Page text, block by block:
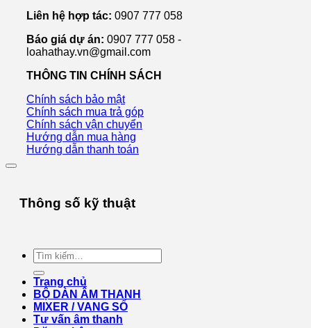
Liên hệ hợp tác: 0907 777 058
Báo giá dự án: 0907 777 058 -
loahathay.vn@gmail.com
THÔNG TIN CHÍNH SÁCH
Chính sách bảo mật
Chính sách mua trả góp
Chính sách vận chuyển
Hướng dẫn mua hàng
Hướng dẫn thanh toán
Thông số kỹ thuật
Tìm
kiếm:
Trang chủ
BỘ DÀN ÂM THANH
MIXER / VANG SỐ
Tư vấn âm thanh